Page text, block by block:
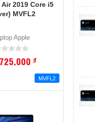
2019 Core i5
MVFL2
Apple
đ
MVFL2